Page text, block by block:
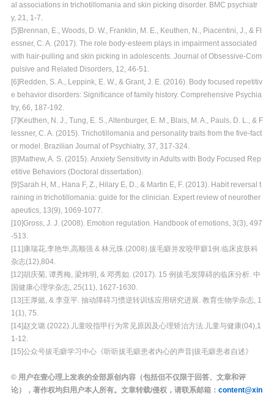
al associations in trichotillomania and skin picking disorder. BMC psychiatr
y, 21, 1-7.
[5]Brennan, E., Woods, D. W., Franklin, M. E., Keuthen, N., Piacentini, J., & Fl
essner, C. A. (2017). The role body-esteem plays in impairment associated
with hair-pulling and skin picking in adolescents. Journal of Obsessive-Com
pulsive and Related Disorders, 12, 46-51.
[6]Redden, S. A., Leppink, E. W., & Grant, J. E. (2016). Body focused repetitiv
e behavior disorders: Significance of family history. Comprehensive Psychia
try, 66, 187-192.
[7]Keuthen, N. J., Tung, E. S., Altenburger, E. M., Blais, M. A., Pauls, D. L., & F
lessner, C. A. (2015). Trichotillomania and personality traits from the five-fact
or model. Brazilian Journal of Psychiatry, 37, 317-324.
[8]Mathew, A. S. (2015). Anxiety Sensitivity in Adults with Body Focused Rep
etitive Behaviors (Doctoral dissertation).
[9]Sarah H, M., Hana F, Z., Hilary E, D., & Martin E, F. (2013). Habit reversal t
raining in trichotillomania: guide for the clinician. Expert review of neurother
apeutics, 13(9), 1069-1077.
[10]Gross, J. J. (2008). Emotion regulation. Handbook of emotions, 3(3), 497
-513.
[11]康瑞花,李艳华,高顺强 & 林元珠.(2008).拔毛癖并发咬甲癖1例.临床皮肤科
杂志(12),804.
[12]胡庆菊, 谭秀梅, 梁炜明, & 邓秀如. (2017). 15 例拔毛发障碍的临床分析. 中
国健康心理学杂志, 25(11), 1627-1630.
[13]王厚懿, & 李亚平. 抽动障碍习惯逆转训练应用研究进展. 教育生物学杂志, 1
1(1), 75.
[14]赵文璐.(2022).儿童咬指甲行为常见原因及心理矫治方法.儿童与健康(04),1
1-12.
[15]公众号拔毛癖学习中心《听听拔毛癖患者内心的声音|拔毛癖患者自述》
© 用户在壹心理上发表的全部原创内容（包括但不仅限于回答、文章和评
论），著作权均归用户本人所有。文章转载/侵权，请联系邮箱： content@xin